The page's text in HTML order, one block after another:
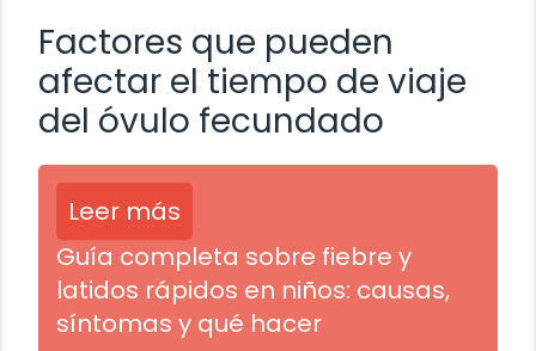
Factores que pueden
afectar el tiempo de viaje
del óvulo fecundado
Leer más
Guía completa sobre fiebre y
latidos rápidos en niños: causas,
síntomas y qué hacer